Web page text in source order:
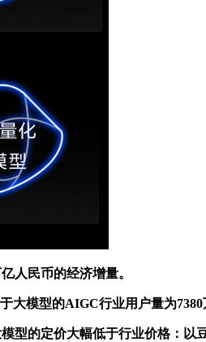
人民币的经济增量。
模型的AIGC行业用户量为7380
的定价大幅低于行业价格：以